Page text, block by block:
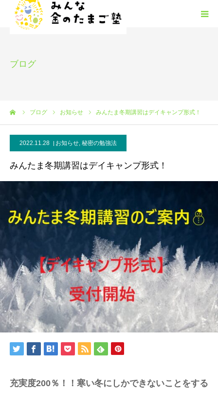
ブログ
ブログ お知らせ みんたま冬期講習はデイキャンプ形式！
2022.11.28 お知らせ, 秘密の勉強法
みんたま冬期講習はデイキャンプ形式！
充実度200％！！寒い冬にしかできないことをする
塾生募集
安心安全
お問い合わせ